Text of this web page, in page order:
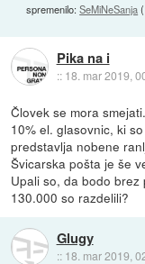
spremenilo:SeMiNeSanja(
Pika na i
:: 18. mar 2019,
Človek se mora
10% el. glasovnic, ki
predstavlja nobene
Švicarska pošta je še
Upali so, da bodo
130.000 so razdelili?
Glugy
:: 18. mar 2019,